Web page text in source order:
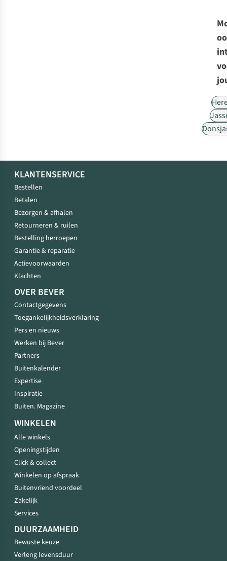
KLANTENSERVICE
Bestellen
Betalen
Bezorgen & afhalen
Retourneren & ruilen
Bestelling herroepen
Garantie & reparatie
Actievoorwaarden
Klachten
OVER BEVER
Contactgegevens
Toegankelijkheidsverklaring
Pers en nieuws
Werken bij Bever
Partners
Buitenkalender
Expertise
Inspiratie
Buiten. Magazine
WINKELEN
Alle winkels
Openingstijden
Click & collect
Winkelen op afspraak
Buitenvriend voordeel
Zakelijk
Services
DUURZAAMHEID
Bewuste keuze
Verleng levensduur